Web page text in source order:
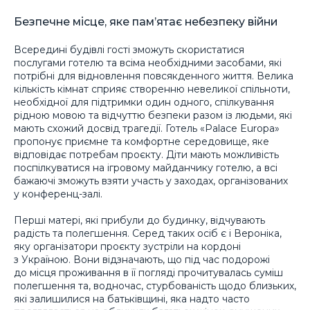
Безпечне місце, яке пам’ятає небезпеку війни
Всередині будівлі гості зможуть скористатися
послугами готелю та всіма необхідними засобами, які
потрібні для відновлення повсякденного життя. Велика
кількість кімнат сприяє створенню невеликої спільноти,
необхідної для підтримки один одного, спілкування
рідною мовою та відчуттю безпеки разом із людьми, які
мають схожий досвід трагедії. Готель «Palace Europa»
пропонує приємне та комфортне середовище, яке
відповідає потребам проєкту. Діти мають можливість
поспілкуватися на ігровому майданчику готелю, а всі
бажаючі зможуть взяти участь у заходах, організованих
у конференц-залі.
Перші матері, які прибули до будинку, відчувають
радість та полегшення. Серед таких осіб є і Вероніка,
яку організатори проєкту зустріли на кордоні
з Україною. Вони відзначають, що під час подорожі
до місця проживання в її погляді прочитувалась суміш
полегшення та, водночас, стурбованість щодо близьких,
які залишилися на батьківщині, яка надто часто